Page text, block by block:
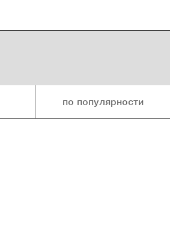
по популярности